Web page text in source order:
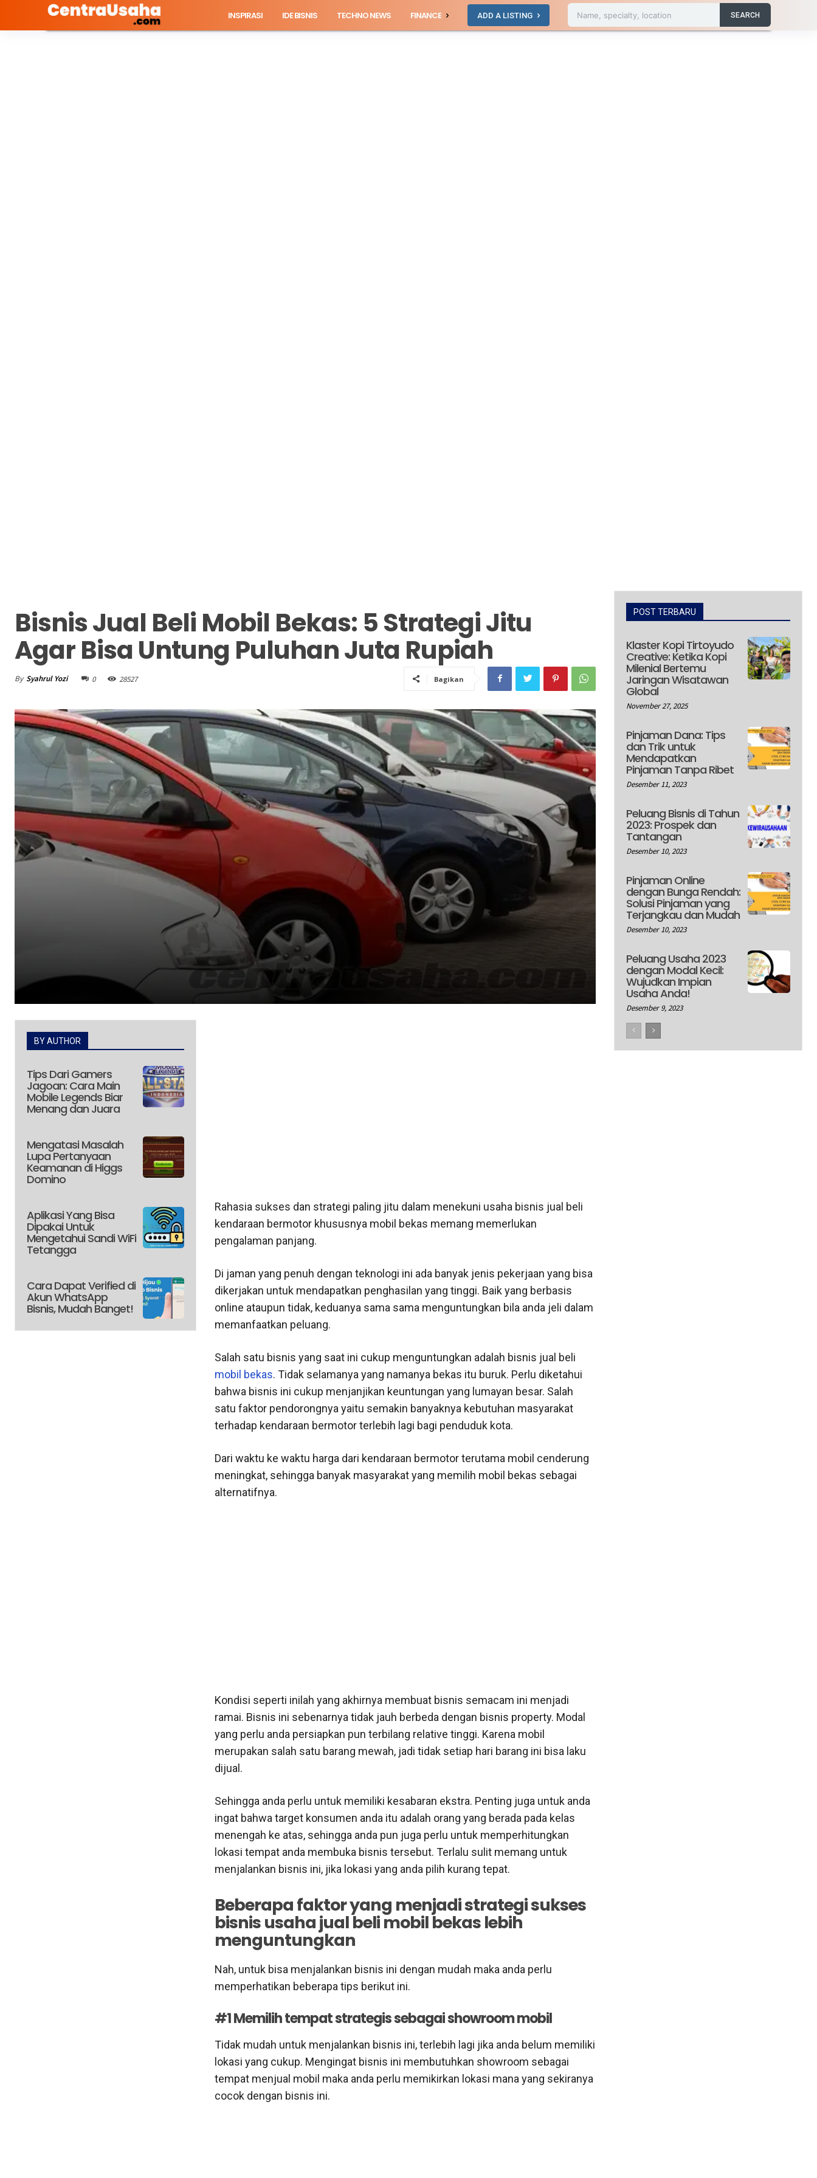
INSPIRASI IDE BISNIS TECHNO NEWS FINANCE ADD A LISTING Name, specialty, location SEARCH
Bisnis Jual Beli Mobil Bekas: 5 Strategi Jitu
Agar Bisa Untung Puluhan Juta Rupiah
By Syahrul Yozi 0 28527 Bagikan
BY AUTHOR
Tips Dari Gamers
Jagoan: Cara Main
Mobile Legends Biar
Menang dan Juara
Mengatasi Masalah
Lupa Pertanyaan
Keamanan di Higgs
Domino
Aplikasi Yang Bisa
Dipakai Untuk
Mengetahui Sandi WiFi
Tetangga
Cara Dapat Verified di
Akun WhatsApp
Bisnis, Mudah Banget!
Rahasia sukses dan strategi paling jitu dalam menekuni usaha bisnis jual beli
kendaraan bermotor khususnya mobil bekas memang memerlukan
pengalaman panjang.
Di jaman yang penuh dengan teknologi ini ada banyak jenis pekerjaan yang bisa
dikerjakan untuk mendapatkan penghasilan yang tinggi. Baik yang berbasis
online ataupun tidak, keduanya sama sama menguntungkan bila anda jeli dalam
memanfaatkan peluang.
Salah satu bisnis yang saat ini cukup menguntungkan adalah bisnis jual beli
mobil bekas. Tidak selamanya yang namanya bekas itu buruk. Perlu diketahui
bahwa bisnis ini cukup menjanjikan keuntungan yang lumayan besar. Salah
satu faktor pendorongnya yaitu semakin banyaknya kebutuhan masyarakat
terhadap kendaraan bermotor terlebih lagi bagi penduduk kota.
Dari waktu ke waktu harga dari kendaraan bermotor terutama mobil cenderung
meningkat, sehingga banyak masyarakat yang memilih mobil bekas sebagai
alternatifnya.
Kondisi seperti inilah yang akhirnya membuat bisnis semacam ini menjadi
ramai. Bisnis ini sebenarnya tidak jauh berbeda dengan bisnis property. Modal
yang perlu anda persiapkan pun terbilang relative tinggi. Karena mobil
merupakan salah satu barang mewah, jadi tidak setiap hari barang ini bisa laku
dijual.
Sehingga anda perlu untuk memiliki kesabaran ekstra. Penting juga untuk anda
ingat bahwa target konsumen anda itu adalah orang yang berada pada kelas
menengah ke atas, sehingga anda pun juga perlu untuk memperhitungkan
lokasi tempat anda membuka bisnis tersebut. Terlalu sulit memang untuk
menjalankan bisnis ini, jika lokasi yang anda pilih kurang tepat.
Beberapa faktor yang menjadi strategi sukses
bisnis usaha jual beli mobil bekas lebih
menguntungkan
Nah, untuk bisa menjalankan bisnis ini dengan mudah maka anda perlu
memperhatikan beberapa tips berikut ini.
#1 Memilih tempat strategis sebagai showroom mobil
Tidak mudah untuk menjalankan bisnis ini, terlebih lagi jika anda belum memiliki
lokasi yang cukup. Mengingat bisnis ini membutuhkan showroom sebagai
tempat menjual mobil maka anda perlu memikirkan lokasi mana yang sekiranya
cocok dengan bisnis ini.
POST TERBARU
Klaster Kopi Tirtoyudo
Creative: Ketika Kopi
Milenial Bertemu
Jaringan Wisatawan
Global
November 27, 2025
Pinjaman Dana: Tips
dan Trik untuk
Mendapatkan
Pinjaman Tanpa Ribet
Desember 11, 2023
Peluang Bisnis di Tahun
2023: Prospek dan
Tantangan
Desember 10, 2023
Pinjaman Online
dengan Bunga Rendah:
Solusi Pinjaman yang
Terjangkau dan Mudah
Desember 10, 2023
Peluang Usaha 2023
dengan Modal Kecil:
Wujudkan Impian
Usaha Anda!
Desember 9, 2023